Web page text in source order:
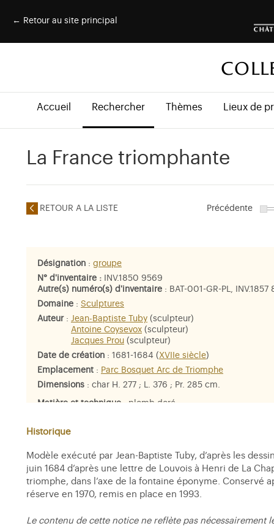
← Retour au site principal
Accueil Rechercher Thèmes Lieux de
La France triomphante
RETOUR A LA LISTE Précédente
Désignation : groupe
N° d'inventaire : INV.1850 9569
Autre(s) numéro(s) d'inventaire : BAT-001-GR-PL, INV.1857
Domaine : Sculptures
Auteur: Jean-Baptiste Tuby (sculpteur)
Antoine Coysevox (sculpteur)
Jacques Prou (sculpteur)
Date de création : 1681-1684 ( XVIIe siècle)
Emplacement : Parc Bosquet Arc de Triomphe
Dimensions : char H. 277 ; L. 376 ; Pr. 285 cm.
Matière et technique : plomb doré
Historique
Modèle exécuté par Jean-Baptiste Tuby, d’après les
juin 1684 d’après une lettre de Louvois à Henri de La
triomphe, dans l’axe de la fontaine éponyme. Conservé
réserve en 1970, remis en place en 1993.
Le contenu de cette notice ne reflète pas nécessairement